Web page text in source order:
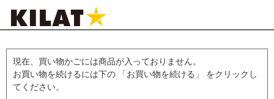
現在、買い物かごには商品が入っておりません。
お買い物を続けるには下の 「お買い物を続ける」 をクリックし
てください。